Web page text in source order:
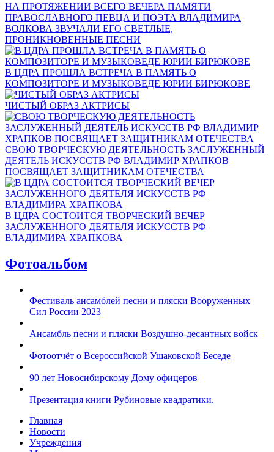
НА ПРОТЯЖЕНИИ ВСЕГО ВЕЧЕРА ПАМЯТИ
ПРАВОСЛАВНОГО ПЕВЦА И ПОЭТА ВЛАДИМИРА
ВОЛКОВА ЗВУЧАЛИ ЕГО СВЕТЛЫЕ,
ПРОНИКНОВЕННЫЕ ПЕСНИ
В ЦДРА ПРОШЛА ВСТРЕЧА В ПАМЯТЬ О
КОМПОЗИТОРЕ И МУЗЫКОВЕДЕ ЮРИИ БИРЮКОВЕ
ЧИСТЫЙ ОБРАЗ АКТРИСЫ
СВОЮ ТВОРЧЕСКУЮ ДЕЯТЕЛЬНОСТЬ ЗАСЛУЖЕННЫЙ
ДЕЯТЕЛЬ ИСКУССТВ РФ ВЛАДИМИР ХРАПКОВ
ПОСВЯЩАЕТ ЗАЩИТНИКАМ ОТЕЧЕСТВА
В ЦДРА СОСТОИТСЯ ТВОРЧЕСКИЙ ВЕЧЕР
ЗАСЛУЖЕННОГО ДЕЯТЕЛЯ ИСКУССТВ РФ
ВЛАДИМИРА ХРАПКОВА
Фотоальбом
Фестиваль ансамблей песни и пляски Вооруженных
Сил России 2023
Ансамбль песни и пляски Воздушно-десантных войск
Фотоотчёт о Всероссийской Ушаковской Беседе
90 лет Новосибирскому Дому офицеров
Презентация книги Рубиновые квадратики.
Главная
Новости
Учреждения